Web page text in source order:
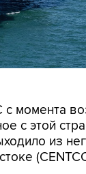
с момента
с этой
из